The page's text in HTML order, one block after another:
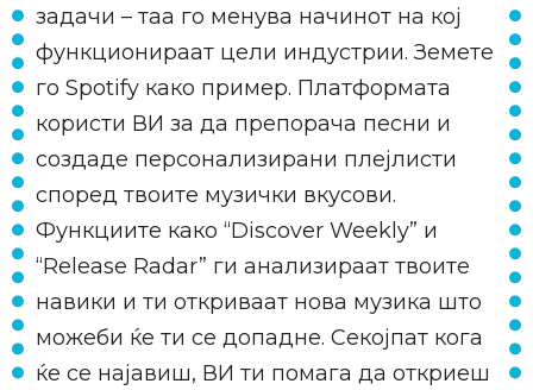
задачи – таа го менува начинот на кој
функционираат цели индустрии. Земете
го Spotify како пример. Платформата
користи ВИ за да препорача песни и
создаде персонализирани плејлисти
според твоите музички вкусови.
Функциите како “Discover Weekly” и
“Release Radar” ги анализираат твоите
навики и ти откриваат нова музика што
можеби ќе ти се допадне. Секојпат кога
ќе се најавиш, ВИ ти помага да откриеш